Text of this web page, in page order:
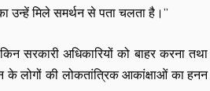
मिले समर्थन से पता चलता है।’’
सरकारी अधिकारियों को बाहर करना तथा
के लोगों की लोकतांत्रिक आकांक्षाओं का हनन